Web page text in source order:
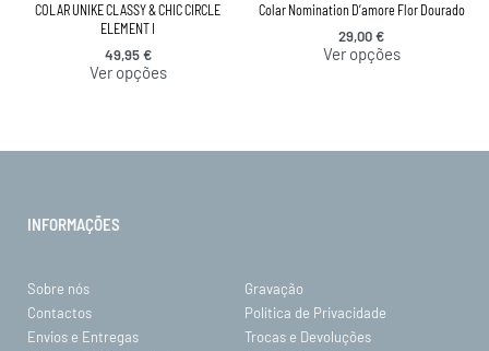
COLAR UNIKE CLASSY & CHIC CIRCLE
ELEMENT I
49,95€
Ver opções
Colar Nomination D’amore Flor Dourado
29,00€
Ver opções
INFORMAÇÕES
Sobre nós
Gravação
Contactos
Política de Privacidade
Envios e Entregas
Trocas e Devoluções